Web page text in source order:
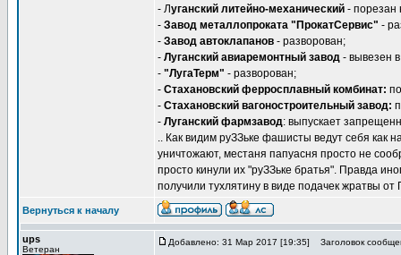
- Луганский литейно-механический - порезан
- Завод металлопроката "ПрокатСервис" -
- Завод автоклапанов - разворован;
- Луганский авиаремонтный завод - вывезен
- "ЛугаТерм" - разворован;
- Стахановский ферросплавный комбинат:
- Стахановский вагоностроительный завод:
- Луганский фармзавод: выпускает
.. Как видим руЗЗьке фашисты ведут себя как
уничтожают, местаня папуасня просто не
просто кинули их "руЗЗьке братья". Правда
получили тухлятину в виде подачек жратвы
Вернуться к началу
ups
Ветеран
Добавлено: 31 Мар 2017 [19:35] Заголовок